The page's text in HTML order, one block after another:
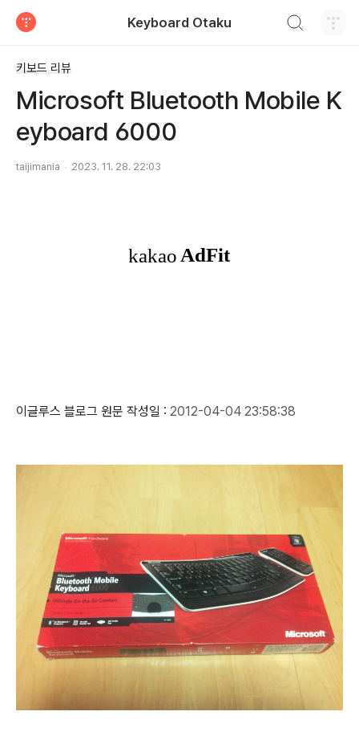
Keyboard Otaku
키보드 리뷰
Microsoft Bluetooth Mobile K
eyboard 6000
taijimania 2023. 11. 28. 22:03
이글루스 블로그 원문 작성일 : 2012-04-04 23:58:38